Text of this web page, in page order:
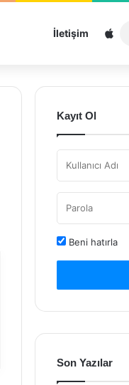
İletişim
Kayıt Ol
Beni hatırla
Son Yazılar